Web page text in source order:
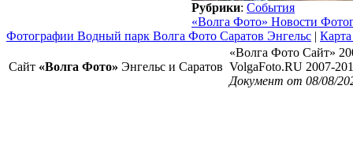
Рубрики: События
«Волга Фото» Новости
Фотографии Водный парк Волга Фото Саратов Энгельс | Карта
Сайт «Волга Фото» Энгельс и Саратов
«Волга Фото Сайт»
VolgaFoto.RU 2007-
Документ от 08/08/